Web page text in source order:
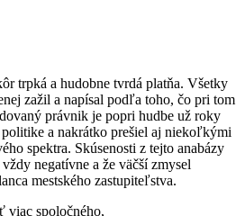
trpká a hudobne tvrdá platňa. Všetky
zažil a napísal podľa toho, čo pri tom
právnik je popri hudbe už roky
a nakrátko prešiel aj niekoľkými
spektra. Skúsenosti z tejto anabázy
negatívne a že väčší zmysel
mestského zastupiteľstva.
viac spoločného,